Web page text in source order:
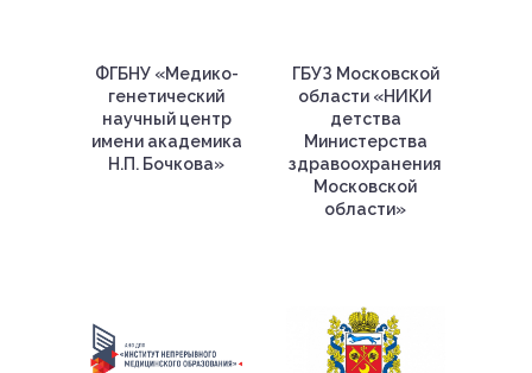
ФГБНУ «Медико-
генетический
научный центр
имени академика
Н.П. Бочкова»
ГБУЗ Московской
области «НИКИ
детства
Министерства
здравоохранения
Московской
области»